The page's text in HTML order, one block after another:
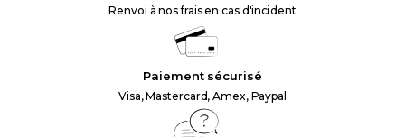
Renvoi à nos frais en cas d'incident
Paiement sécurisé
Visa, Mastercard, Amex, Paypal